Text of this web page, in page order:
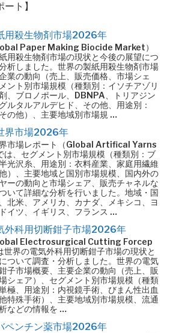
ト】
用殺生物剤市場2026年
Paper Making Biocide Market）
用殺生物剤市場の現状と今後の展望につ
析しました。世界の製紙用殺生物剤市場
業の動向（売上、販売価格、市場シェ
ント別市場規模（種類別：イソチアゾリ
、ブロノポール、DBNPA、トリアジン
ルタルアルデヒド、その他、用途別：
の他）、主要地域別市場規 …
界市場2026年
界市場レポート（Global Artifical Yarns
、セグメント別市場規模（種類別：ブ
光沢糸、用途別：衣料産業、家庭用繊維
）、主要地域と国別市場規模、国内外の
ーの動向と市場シェア、販売チャネルな
いて詳細な分析を行いました。地域・国
北米、アメリカ、カナダ、メキシコ、ヨ
イツ、イギリス、フランス …
外科用切断鉗子市場2026年
Electrosurgical Cutting Forcep
界の電気外科用切断鉗子市場の現状と
ついて調査・分析しました。世界の電気
子市場概要、主要企業の動向（売上、販
シェア）、セグメント別市場規模（種類
極、用途別：内視鏡手術、びまん性出血
特殊手術）、主要地域別市場規模、流通
などの情報を …
ペンチン薬市場2026年